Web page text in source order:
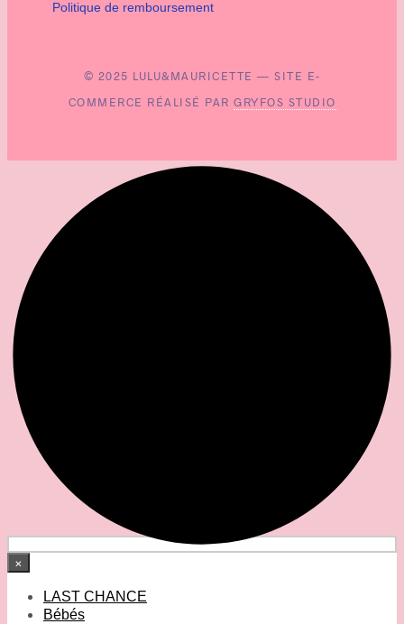
Politique de remboursement
© 2025 LULU&MAURICETTE — SITE E-
COMMERCE RÉALISÉ PAR GRYFOS STUDIO
×
LAST CHANCE
Bébés